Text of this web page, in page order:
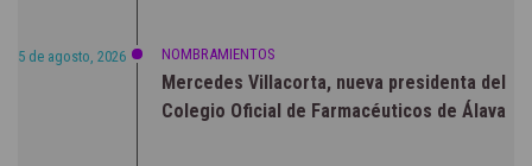
5 de agosto, 2026 NOMBRAMIENTOS
Mercedes Villacorta, nueva presidenta del
Colegio Oficial de Farmacéuticos de Álava